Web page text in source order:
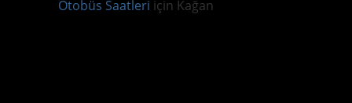
Otobüs Saatleri için Kağan